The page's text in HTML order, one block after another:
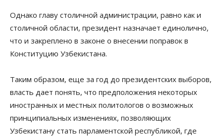
Однако главу столичной администрации, равно как и
столичной области, президент назначает единолично,
что и закреплено в законе о внесении поправок в
Конституцию Узбекистана.
Таким образом, еще за год до президентских выборов,
власть дает понять, что предположения некоторых
иностранных и местных политологов о возможных
принципиальных изменениях, позволяющих
Узбекистану стать парламентской республикой, где